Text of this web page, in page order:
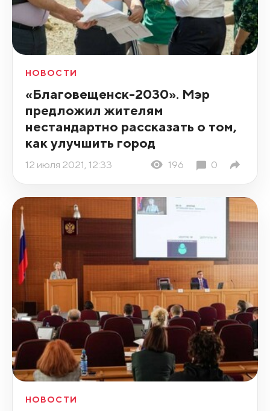
НОВОСТИ
«Благовещенск-2030». Мэр
предложил жителям
нестандартно рассказать о том,
как улучшить город
12 июля 2021, 12:33 196 0
НОВОСТИ